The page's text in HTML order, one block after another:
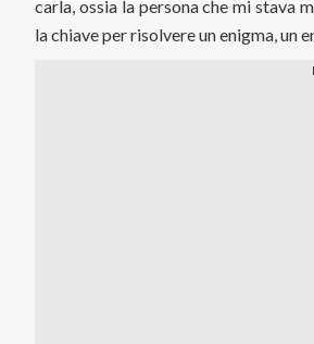
carla, ossia la persona che mi stava
la chiave per risolvere un enigma, un